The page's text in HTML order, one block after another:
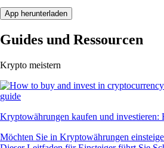
App herunterladen
Guides und Ressourcen
Krypto meistern
Kryptowährungen kaufen und investieren:
Möchten Sie in Kryptowährungen